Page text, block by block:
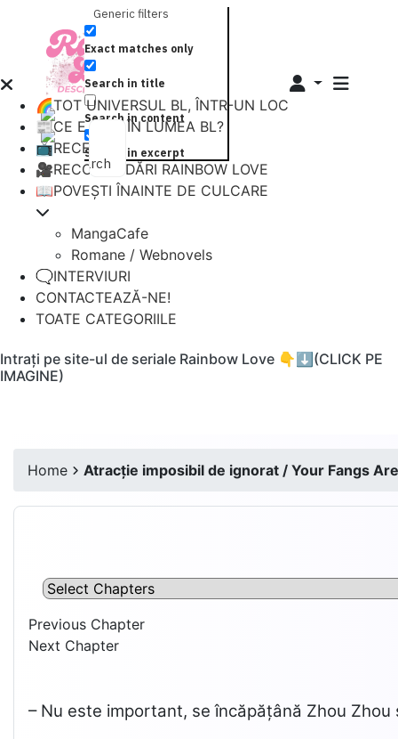
Search
Generic filters
Exact matches only
Search in title
Search in content
Search in excerpt
🌈TOT UNIVERSUL BL, ÎNTR-UN LOC
📰CE E NOU ÎN LUMEA BL?
📺RECENZII
🎥RECOMANDĂRI RAINBOW LOVE
📖POVEȘTI ÎNAINTE DE CULCARE
MangaCafe
Romane / Webnovels
🗨️INTERVIURI
CONTACTEAZĂ-NE!
TOATE CATEGORIILE
Intrați pe site-ul de seriale Rainbow Love 👇⬇️(CLICK PE
IMAGINE)
Home Atracție imposibil de ignorat / Your Fangs
Previous Chapter
Next Chapter
– Nu este important, se încăpățână Zhou